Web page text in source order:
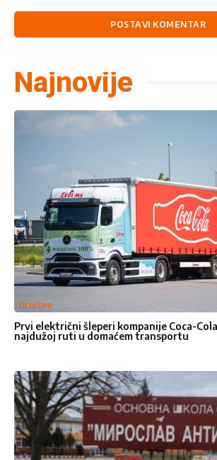
Najnovije
Društvo
Prvi električni šleperi kompanije Coca-
najdužoj ruti u domaćem transportu